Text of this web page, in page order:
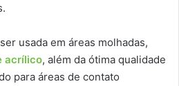
usada em áreas molhadas,
acrílico, além da ótima qualidade
para áreas de contato